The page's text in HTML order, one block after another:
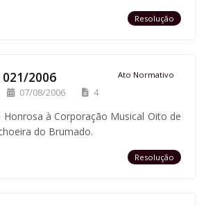
Resolução
021/2006 Ato Normativo
07/08/2006 4
Honrosa à Corporação Musical Oito de
do Brumado.
Resolução